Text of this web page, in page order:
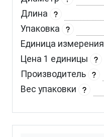
Длина
Упаковка
Единица измерения
Цена 1 единицы
Производитель
Вес упаковки